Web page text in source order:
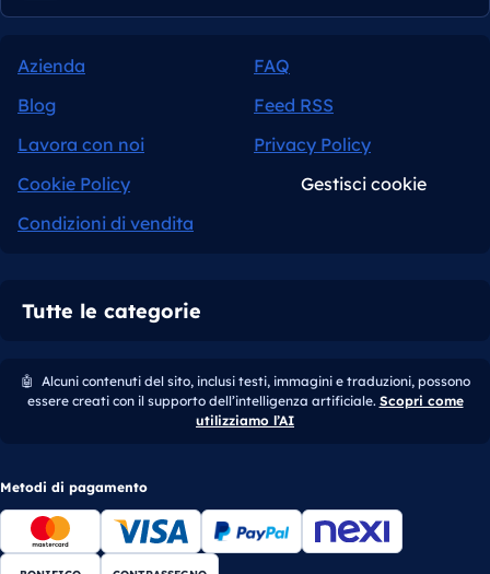
Azienda
FAQ
Blog
Feed RSS
Lavora con noi
Privacy Policy
Cookie Policy
Gestisci cookie
Condizioni di vendita
Tutte le categorie
🤖 Alcuni contenuti del sito, inclusi testi, immagini e traduzioni, possono
essere creati con il supporto dell’intelligenza artificiale. Scopri come
utilizziamo l’AI
Metodi di pagamento